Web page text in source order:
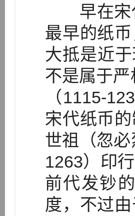
早在宋代
最早的纸
大抵是近
不是属于
（1115-
宋代纸币
世祖（忽
1263）印
前代发钞
度，不过